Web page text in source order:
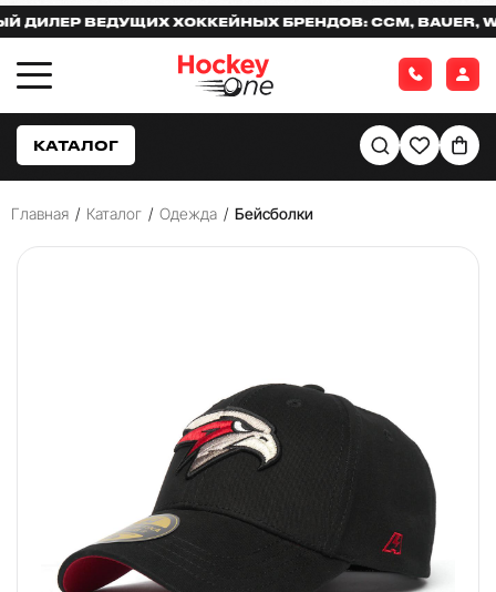
ВЕДУЩИХ ХОККЕЙНЫХ БРЕНДОВ: CCM, BAUER,
КАТАЛОГ
Главная / Каталог / Одежда / Бейсболки